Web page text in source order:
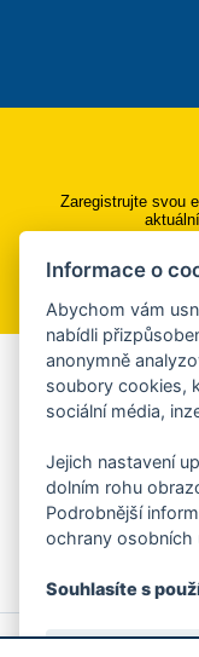
Zaregistrujte svou
Chcete dostávat
ankety,
© 2026 Magistrát města
Informace o
Abychom vám
nabídli
anonymně
soubory cookies,
sociální média,
Jejich nastavení
dolním rohu
Podrobnější
ochrany osobních
Souhlasíte s